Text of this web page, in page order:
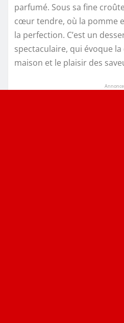
parfumé. Sous sa fine
cœur tendre, où la pomme
la perfection. C’est un
spectaculaire, qui évoque
maison et le plaisir des
Annonce